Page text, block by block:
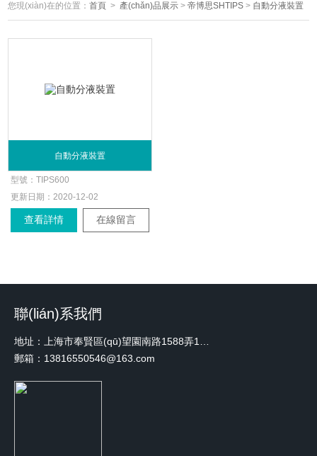
您現(xiàn)在的位置：首頁 > 產(chǎn)品展示 >帝博思SHTIPS > 自動分液裝置
自動分液裝置
型號：TIPS600
更新日期：2020-12-02
查看詳情 在線留言
聯(lián)系我們
郵箱：13816550546@163.com